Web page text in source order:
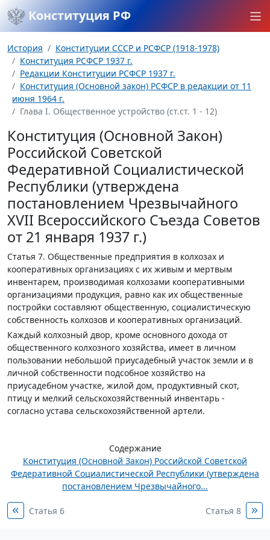
Конституция РФ
История
Конституции СССР и РСФСР (1918-1978)
Конституция РСФСР 1937 г.
Редакции Конституции РСФСР 1937 г.
Конституция (Основной закон) РСФСР в редакции от 11
июня 1964 г.
Глава I. Общественное устройство (ст.ст. 1 - 12)
Конституция (Основной Закон)
Российской Советской
Федеративной Социалистической
Республики (утверждена
постановлением Чрезвычайного
XVII Всероссийского Съезда Советов
от 21 января 1937 г.)
Статья 7. Общественные предприятия в колхозах и
кооперативных организациях с их живым и мертвым
инвентарем, производимая колхозами кооперативными
организациями продукция, равно как их общественные
постройки составляют общественную, социалистическую
собственность колхозов и кооперативных организаций.
Каждый колхозный двор, кроме основного дохода от
общественного колхозного хозяйства, имеет в личном
пользовании небольшой приусадебный участок земли и в
личной собственности подсобное хозяйство на
приусадебном участке, жилой дом, продуктивный скот,
птицу и мелкий сельскохозяйственный инвентарь -
согласно устава сельскохозяйственной артели.
Содержание
Конституция (Основной Закон) Российской Советской
Федеративной Социалистической Республики (утверждена
постановлением Чрезвычайного...
Статья 6 Статья 8